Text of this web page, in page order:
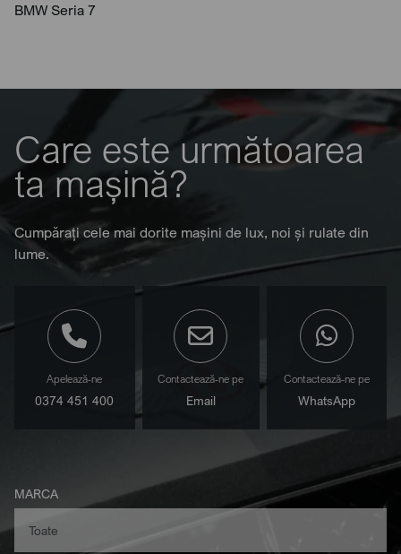
BMW Seria 7
Care este următoarea
ta mașină?
Cumpărați cele mai dorite mașini de lux, noi și rulate din
lume.
Apelează-ne
0374 451 400
Contactează-ne pe
Email
Contactează-ne pe
WhatsApp
MARCA